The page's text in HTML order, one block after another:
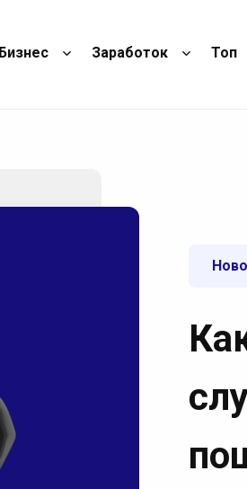
Бизнес Заработок Топ